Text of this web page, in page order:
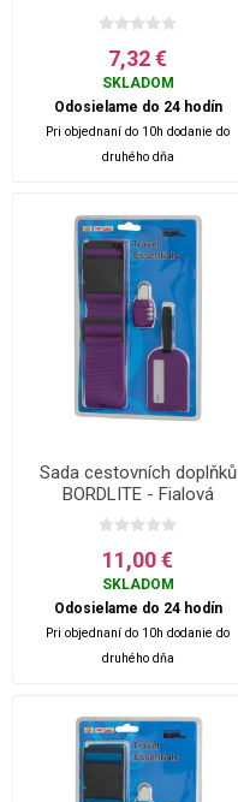
7,32 €
SKLADOM
Odosielame do 24 hodín
Pri objednaní do 10h dodanie do
druhého dňa
Sada cestovních doplňků
BORDLITE - Fialová
11,00 €
SKLADOM
Odosielame do 24 hodín
Pri objednaní do 10h dodanie do
druhého dňa